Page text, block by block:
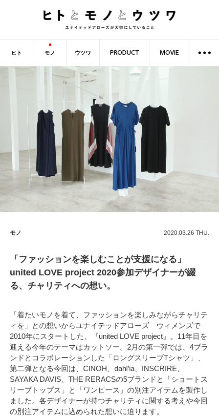
ヒト モノ ウツワ PRODUCT MOVIE
モノ 2020.03.26 THU.
「ファッションを楽しむことが支援になる」
united LOVE project 2020参加デザイナーが綴
る、チャリティへの想い。
「着たいモノを着て、ファッションを楽しみながらチャリテ
ィを」との想いからユナイテッドアローズ ウィメンズで
2010年にスタートした、『united LOVE project』。11年目を
迎える今年のテーマはカットソー。2月の第一弾では、4ブラ
ンドとコラボレーションした「ロングスリーブTシャツ」、
第二弾となる今回は、CINOH、dahl’ia、INSCRIRE、
SAYAKA DAVIS、THE RERACSの5ブランドと「ショートス
リーブトップス」と「ワンピース」の別注アイテムを製作し
ました。各デザイナーが持つチャリティに関する考えや今回
の別注アイテムに込められた想いに迫ります。